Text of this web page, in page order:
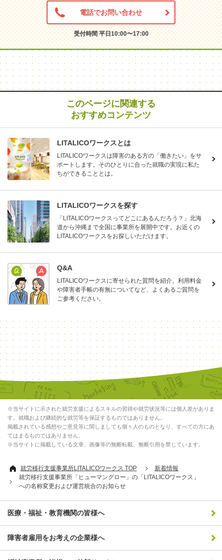
電話でお問い合わせ
受付時間 平日10:00〜17:00
このページに関連する
おすすめコンテンツ
LITALICOワークスとは
LITALICOワークスは障害のある方の「働きたい」をサ
ポートします。そのひとりに合った就職の実現に私た
ちができることとは。
LITALICOワークスを探す
「LITALICOワークスってどこにあるんだろう？」北海
道から沖縄まで全国に事業所を展開中です。お近くの
LITALICOワークスをお探しいただけます。
Q&A
LITALICOワークスに寄せられた質問を紹介。利用料金
や障害者手帳の有無についてなど、よくあるご質問を
ご参考ください。
※当サイトに示された就労支援によるスキルの習得や就労状況等には個人差がありま
す。就職および継続的な就労等を保証するものではありません。
掲載されている感想やご意見等に関しましても個々人のものとなり、すべての方にあ
てはまるものではありません。
※当サイトに掲載している文章、画像等の無断転載、無断引用を禁じています。
就労移行支援事業所LITALICOワークス TOP
新着情報
就労移行支援事業所「ヒューマングロー」の「LITALICOワークス」
への名称変更および運営統合のお知らせ
医療・福祉・教育機関の皆様へ
障害者雇用をお考えの企業様へ